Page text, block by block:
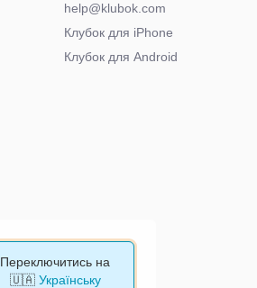
help@klubok.com
Клубок для iPhone
Клубок для Android
Переключитись на
🇺🇦 Українську